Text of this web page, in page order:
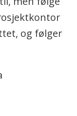
og følger